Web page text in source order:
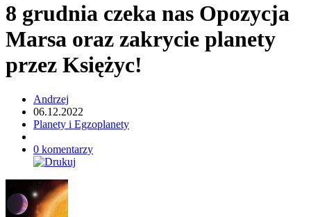
8 grudnia czeka nas Opozycja
Marsa oraz zakrycie planety
przez Księżyc!
Andrzej
06.12.2022
Planety i Egzoplanety
0 komentarzy